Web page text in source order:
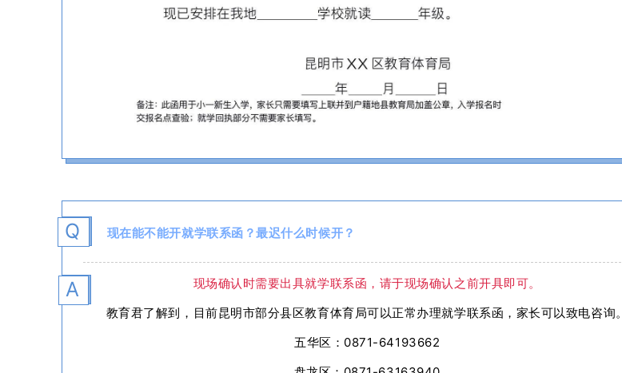
Q 现在能不能开就学联系函？最迟什么时候开？
A
现场确认时需要出具就学联系函，请于现场确认之前开具即可。
教育君了解到，目前昆明市部分县区教育体育局可以正常办理就学联系函，家长可以致电咨询。
五华区：0871-64193662